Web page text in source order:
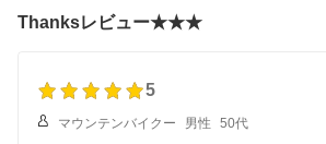
Thanksレビュー★★★
5
マウンテンバイクー 男性 50代